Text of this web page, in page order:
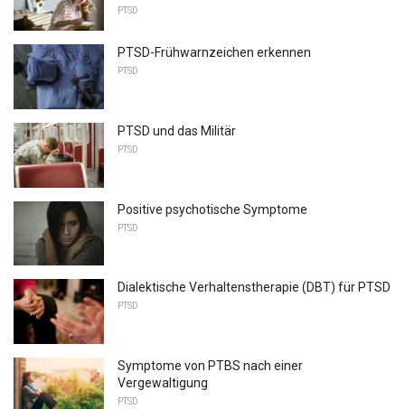
PTSD
PTSD-Frühwarnzeichen erkennen
PTSD
PTSD und das Militär
PTSD
Positive psychotische Symptome
PTSD
Dialektische Verhaltenstherapie (DBT) für PTSD
PTSD
Symptome von PTBS nach einer
Vergewaltigung
PTSD